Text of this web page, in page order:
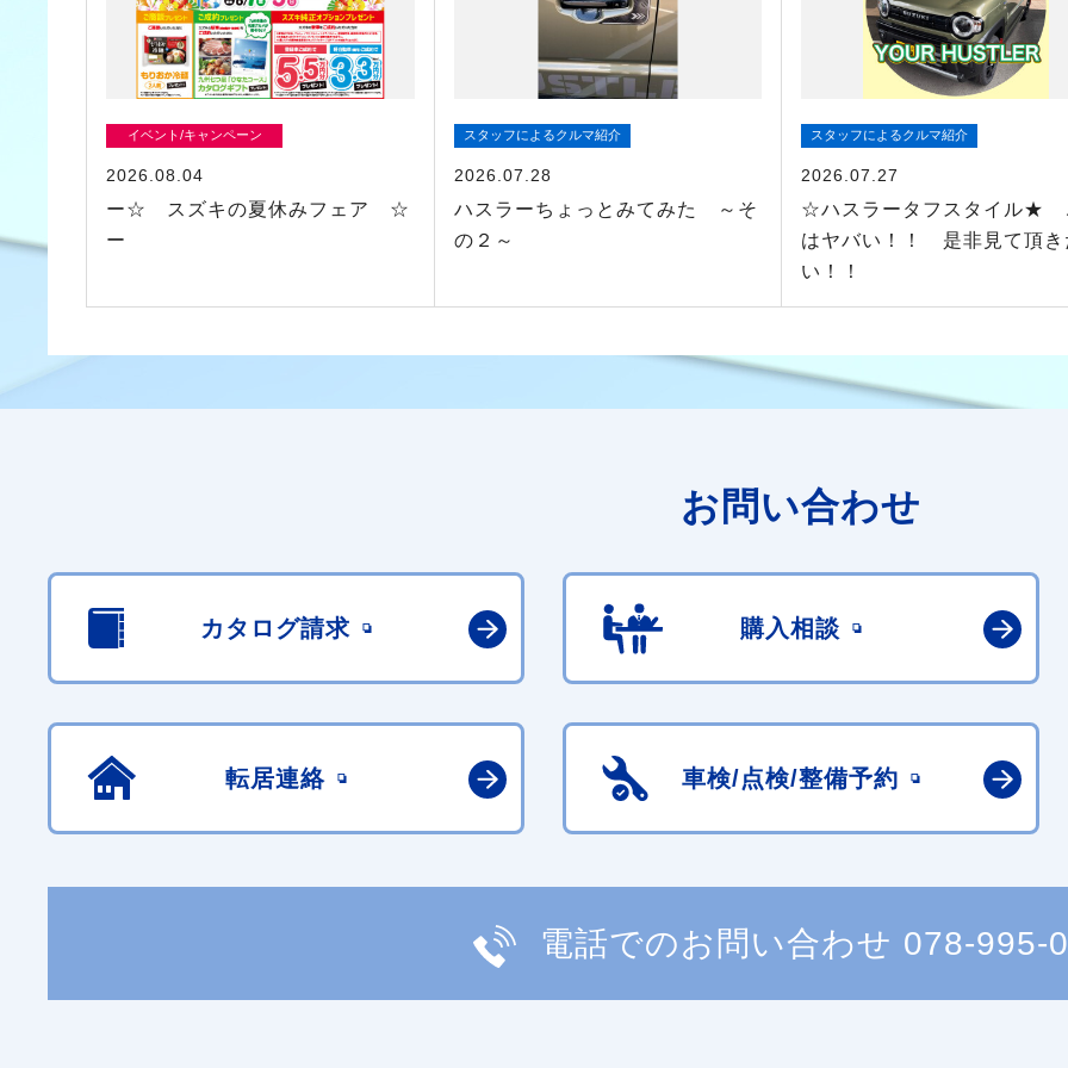
イベント/キャンペーン
2026.08.04
ー☆ スズキの夏休みフェア ☆
ー
スタッフによるクルマ紹介
2026.07.28
ハスラーちょっとみてみた ～そ
の２～
スタッフによるクルマ紹介
2026.07.27
☆ハスラータフスタイル★
はヤバい！！ 是非見て頂き
い！！
お問い合わせ
カタログ請求 購入相談
転居連絡 車検/点検/整備予約
電話でのお問い合わせ 078-995-